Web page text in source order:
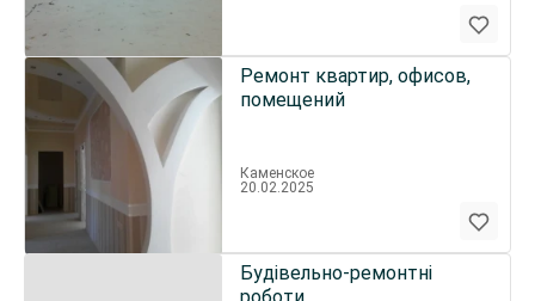
Ремонт квартир, офисов,
помещений
Каменское
20.02.2025
Будівельно-ремонтні